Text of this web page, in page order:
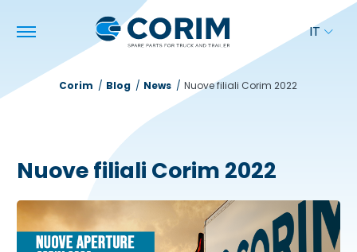
IT
Corim Blog News Nuove filiali Corim 2022
Nuove filiali Corim 2022